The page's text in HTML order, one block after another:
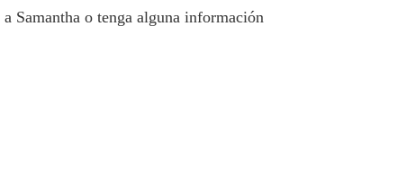
Samantha o tenga alguna información